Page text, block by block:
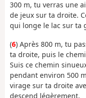
300 m, tu verras une
de jeux sur ta droite.
qui longe le lac sur ta
(6) Après 800 m, tu
ta droite, puis le
Suis ce chemin
pendant environ 500
virage sur ta droite
descend légèrement.